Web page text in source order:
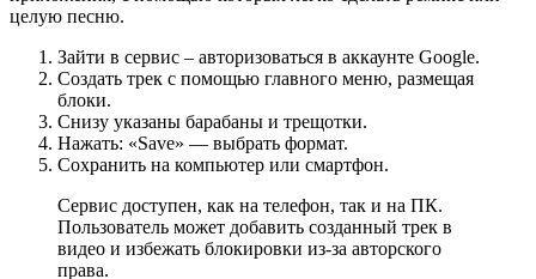
целую песню.
Зайти в сервис – авторизоваться в аккаунте Google.
Создать трек с помощью главного меню, размещая
блоки.
Снизу указаны барабаны и трещотки.
Нажать: «Save» — выбрать формат.
Сохранить на компьютер или смартфон.
Сервис доступен, как на телефон, так и на ПК.
Пользователь может добавить созданный трек в
видео и избежать блокировки из-за авторского
права.